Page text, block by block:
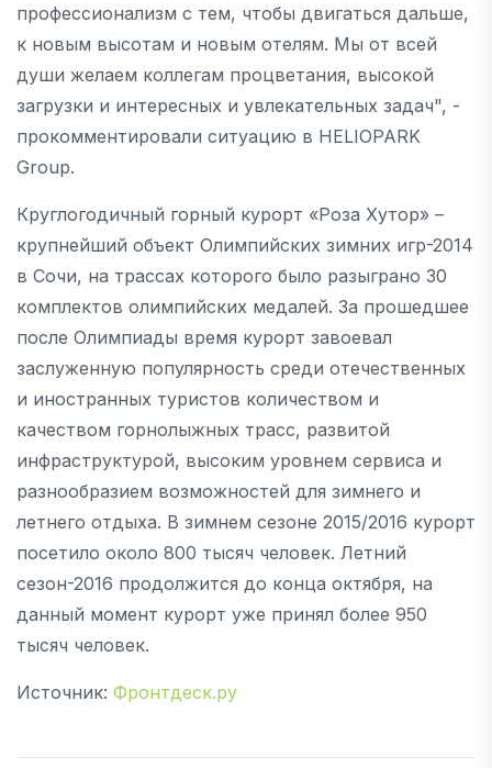
профессионализм с тем, чтобы двигаться дальше,
к новым высотам и новым отелям. Мы от всей
души желаем коллегам процветания, высокой
загрузки и интересных и увлекательных задач", -
прокомментировали ситуацию в HELIOPARK
Group.
Круглогодичный горный курорт «Роза Хутор» –
крупнейший объект Олимпийских зимних игр-2014
в Сочи, на трассах которого было разыграно 30
комплектов олимпийских медалей. За прошедшее
после Олимпиады время курорт завоевал
заслуженную популярность среди отечественных
и иностранных туристов количеством и
качеством горнолыжных трасс, развитой
инфраструктурой, высоким уровнем сервиса и
разнообразием возможностей для зимнего и
летнего отдыха. В зимнем сезоне 2015/2016 курорт
посетило около 800 тысяч человек. Летний
сезон-2016 продолжится до конца октября, на
данный момент курорт уже принял более 950
тысяч человек.
Источник: Фронтдеск.ру